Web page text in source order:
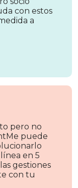
con estos
a
pero no
puede
en 5
gestiones
con tu